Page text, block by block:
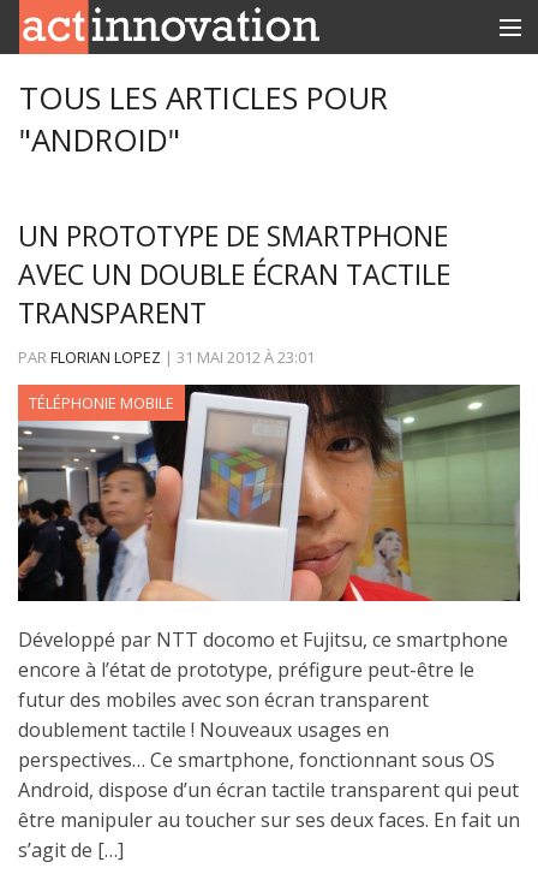
INNOBOX
TOUS LES ARTICLES POUR
"ANDROID"
UN PROTOTYPE DE SMARTPHONE
AVEC UN DOUBLE ÉCRAN TACTILE
TRANSPARENT
PARFLORIAN LOPEZ | 31 MAI 2012À23:01
TÉLÉPHONIE MOBILE
Développé par NTT docomo et Fujitsu, ce smartphone
encore à l’état de prototype, préfigure peut-être le
futur des mobiles avec son écran transparent
doublement tactile ! Nouveaux usages en
perspectives… Ce smartphone, fonctionnant sous OS
Android, dispose d’un écran tactile transparent qui peut
être manipuler au toucher sur ses deux faces. En fait un
s’agit de […]